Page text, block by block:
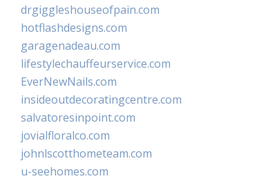
drgiggleshouseofpain.com
hotflashdesigns.com
garagenadeau.com
lifestylechauffeurservice.com
EverNewNails.com
insideoutdecoratingcentre.com
salvatoresinpoint.com
jovialfloralco.com
johnlscotthometeam.com
u-seehomes.com